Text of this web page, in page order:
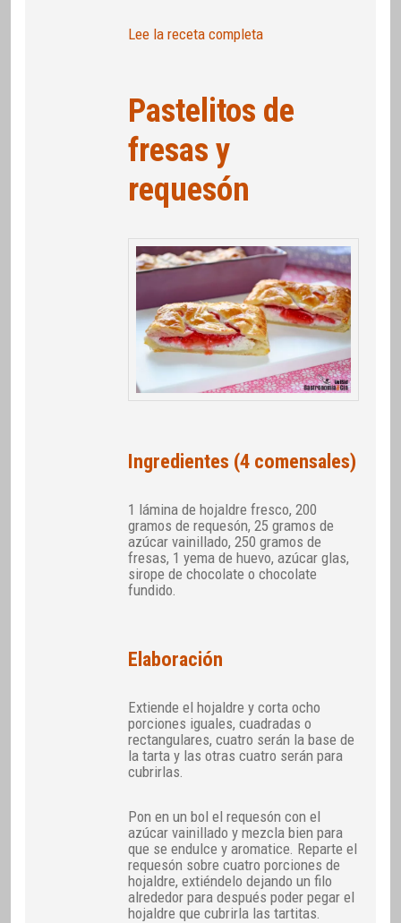
Lee la receta completa
Pastelitos de
fresas y
requesón
Ingredientes (4 comensales)
1 lámina de hojaldre fresco, 200
gramos de requesón, 25 gramos de
azúcar vainillado, 250 gramos de
fresas, 1 yema de huevo, azúcar glas,
sirope de chocolate o chocolate
fundido.
Elaboración
Extiende el hojaldre y corta ocho
porciones iguales, cuadradas o
rectangulares, cuatro serán la base de
la tarta y las otras cuatro serán para
cubrirlas.
Pon en un bol el requesón con el
azúcar vainillado y mezcla bien para
que se endulce y aromatice. Reparte el
requesón sobre cuatro porciones de
hojaldre, extiéndelo dejando un filo
alrededor para después poder pegar el
hojaldre que cubrirla las tartitas.